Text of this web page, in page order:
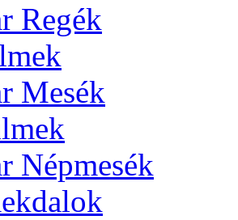
Regék
Mesék
Népmesék